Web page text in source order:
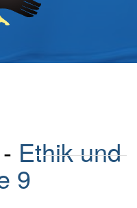
Ethik und
9